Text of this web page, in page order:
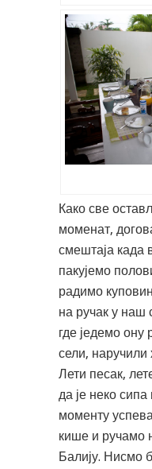
Како све
моменат,
смештаја када
пакујемо
радимо
на ручак у наш
где једемо
сели, наручили
Лети песак,
да је неко
моменту
кише и ручамо
Балију. Нисмо